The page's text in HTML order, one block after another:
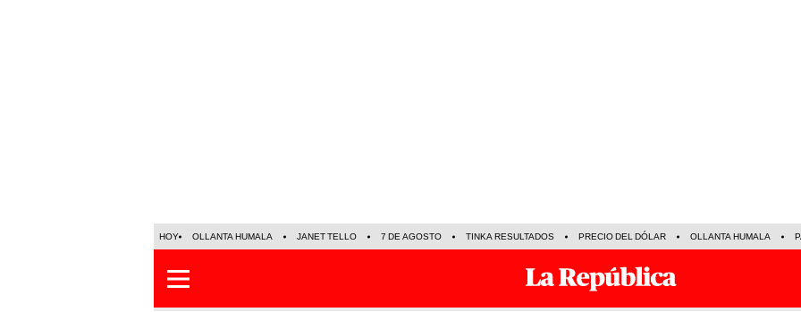
HOY OLLANTA HUMALA JANET TELLO 7 DE AGOSTO TINKA RESULTADOS PRECIO DEL DÓLAR OLLANTA HUMALA